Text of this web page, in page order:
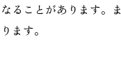
ることがあります。
ます。